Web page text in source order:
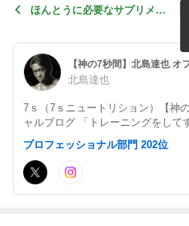
ほんとうに必要なサプリメン
北島達也
7ｓ（7ｓニュートリション）【神
ャルブログ 「トレーニングをして
が間違っている!」 Powered by
プロフェッショナル部門 202位